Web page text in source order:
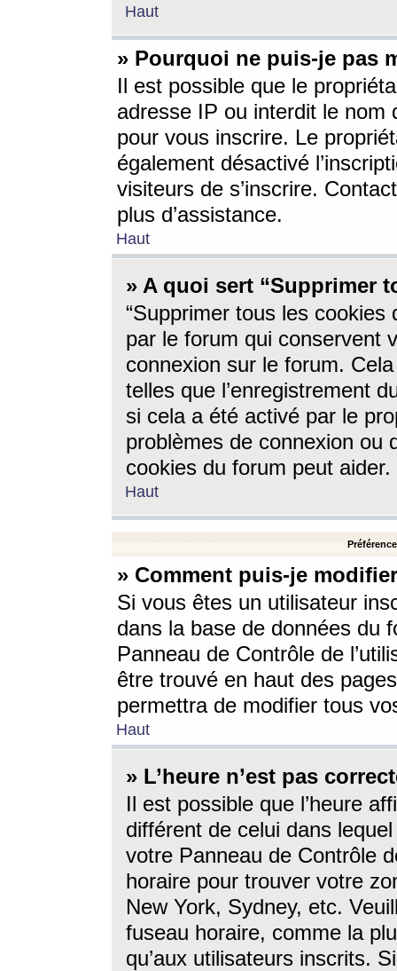
Haut
» Pourquoi ne puis-je pas
Il est possible que le
adresse IP ou interdit le nom
pour vous inscrire. Le
également désactivé
visiteurs de s’inscrire.
plus d’assistance.
Haut
» A quoi sert “Supprimer
“Supprimer tous les cookies
par le forum qui conservent
connexion sur le forum.
telles que l’enregistrement
si cela a été activé par le
problèmes de connexion ou
cookies du forum peut aider.
Haut
» Comment puis-je
Si vous êtes un utilisateur
dans la base de données du
Panneau de Contrôle de
être trouvé en haut des
permettra de modifier tous
Haut
» L’heure n’est pas
Il est possible que l’heure
différent de celui dans
votre Panneau de Contrôle
horaire pour trouver votre
New York, Sydney, etc.
fuseau horaire, comme la
qu’aux utilisateurs inscrits.